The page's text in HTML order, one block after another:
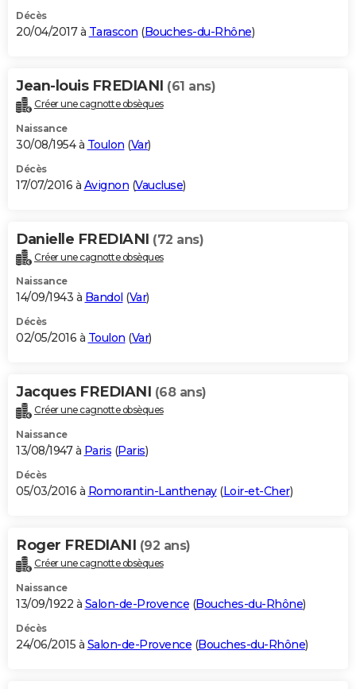
Décès
20/04/2017 à Tarascon (Bouches-du-Rhône)
Jean-louis FREDIANI (61 ans)
Créer une cagnotte obsèques
Naissance
30/08/1954 à Toulon (Var)
Décès
17/07/2016 à Avignon (Vaucluse)
Danielle FREDIANI (72 ans)
Créer une cagnotte obsèques
Naissance
14/09/1943 à Bandol (Var)
Décès
02/05/2016 à Toulon (Var)
Jacques FREDIANI (68 ans)
Créer une cagnotte obsèques
Naissance
13/08/1947 à Paris (Paris)
Décès
05/03/2016 à Romorantin-Lanthenay(Loir-et-Cher)
Roger FREDIANI (92 ans)
Créer une cagnotte obsèques
Naissance
13/09/1922 à Salon-de-Provence (Bouches-du-Rhône)
Décès
24/06/2015 à Salon-de-Provence (Bouches-du-Rhône)